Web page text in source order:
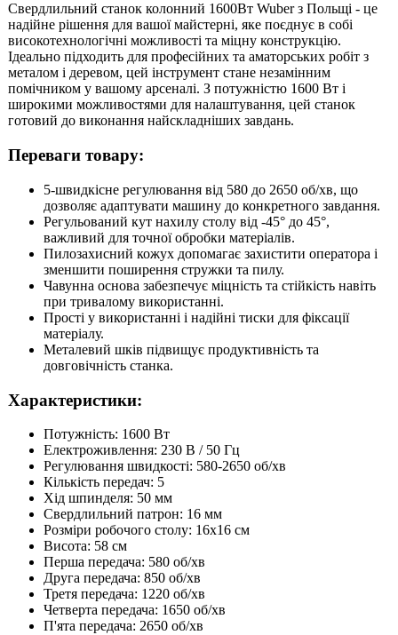
Свердлильний станок колонний 1600Вт Wuber з Польщі - це
надійне рішення для вашої майстерні, яке поєднує в собі
високотехнологічні можливості та міцну конструкцію.
Ідеально підходить для професійних та аматорських робіт з
металом і деревом, цей інструмент стане незамінним
помічником у вашому арсеналі. З потужністю 1600 Вт і
широкими можливостями для налаштування, цей станок
готовий до виконання найскладніших завдань.
Переваги товару:
5-швидкісне регулювання від 580 до 2650 об/хв, що
дозволяє адаптувати машину до конкретного завдання.
Регульований кут нахилу столу від -45° до 45°,
важливий для точної обробки матеріалів.
Пилозахисний кожух допомагає захистити оператора і
зменшити поширення стружки та пилу.
Чавунна основа забезпечує міцність та стійкість навіть
при тривалому використанні.
Прості у використанні і надійні тиски для фіксації
матеріалу.
Металевий шків підвищує продуктивність та
довговічність станка.
Характеристики:
Потужність: 1600 Вт
Електроживлення: 230 В / 50 Гц
Регулювання швидкості: 580-2650 об/хв
Кількість передач: 5
Хід шпинделя: 50 мм
Свердлильний патрон: 16 мм
Розміри робочого столу: 16x16 см
Висота: 58 см
Перша передача: 580 об/хв
Друга передача: 850 об/хв
Третя передача: 1220 об/хв
Четверта передача: 1650 об/хв
П'ята передача: 2650 об/хв